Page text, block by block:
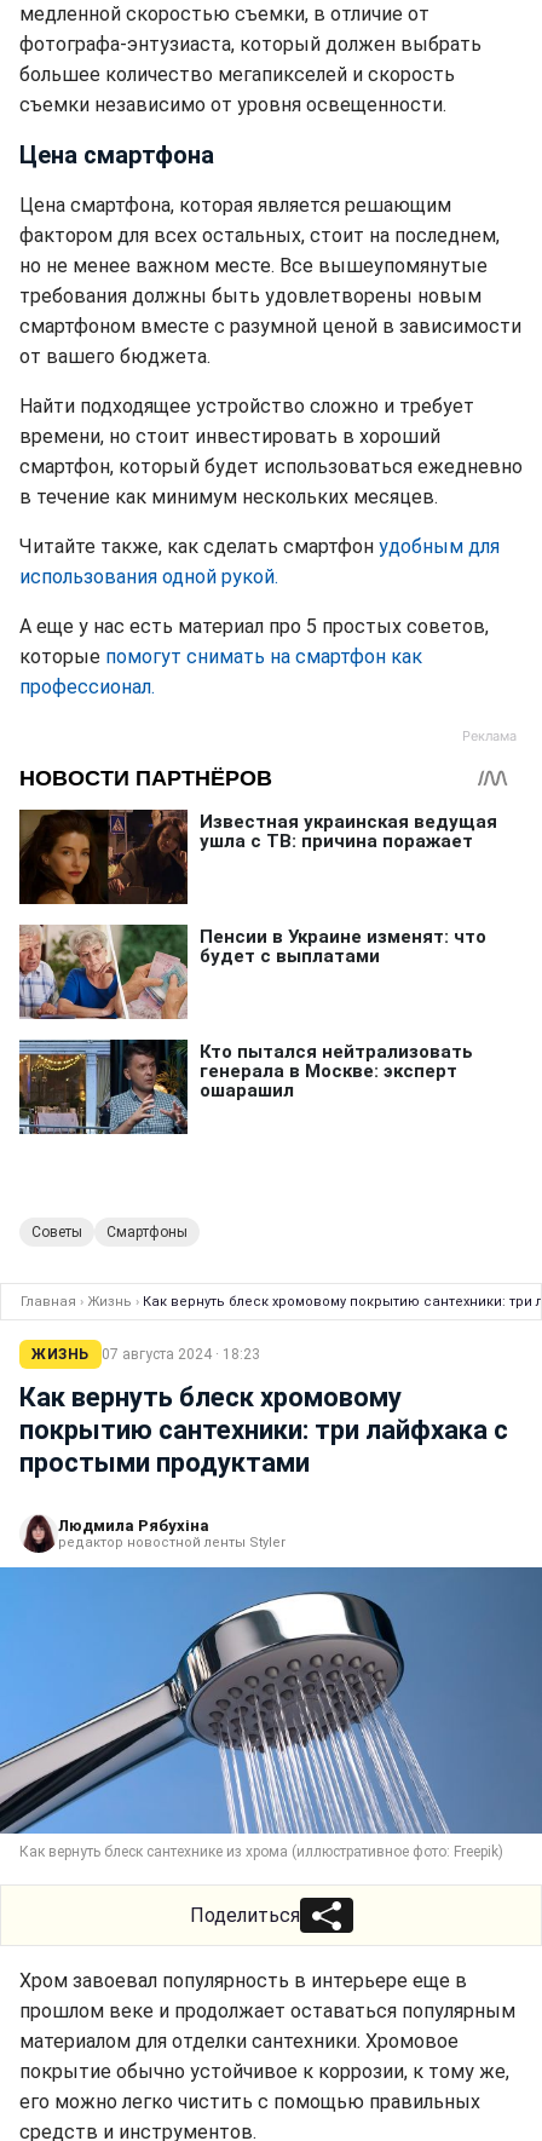
медленной скоростью съемки, в отличие от
фотографа-энтузиаста, который должен выбрать
большее количество мегапикселей и скорость
съемки независимо от уровня освещенности.
Цена смартфона
Цена смартфона, которая является решающим
фактором для всех остальных, стоит на последнем,
но не менее важном месте. Все вышеупомянутые
требования должны быть удовлетворены новым
смартфоном вместе с разумной ценой в зависимости
от вашего бюджета.
Найти подходящее устройство сложно и требует
времени, но стоит инвестировать в хороший
смартфон, который будет использоваться ежедневно
в течение как минимум нескольких месяцев.
Читайте также, как сделать смартфон удобным для
использования одной рукой.
А еще у нас есть материал про 5 простых советов,
которые помогут снимать на смартфон как
профессионал.
Советы Смартфоны
Главная › Жизнь › Как вернуть блеск хромовому покрытию сантехники:
ЖИЗНЬ 07 августа 2024 · 18:23
Как вернуть блеск хромовому
покрытию сантехники: три лайфхака с
простыми продуктами
Людмила Рябухіна
редактор новостной ленты Styler
Как вернуть блеск сантехнике из хрома (иллюстративное фото: Freepik)
Поделиться
Хром завоевал популярность в интерьере еще в
прошлом веке и продолжает оставаться популярным
материалом для отделки сантехники. Хромовое
покрытие обычно устойчивое к коррозии, к тому же,
его можно легко чистить с помощью правильных
средств и инструментов.